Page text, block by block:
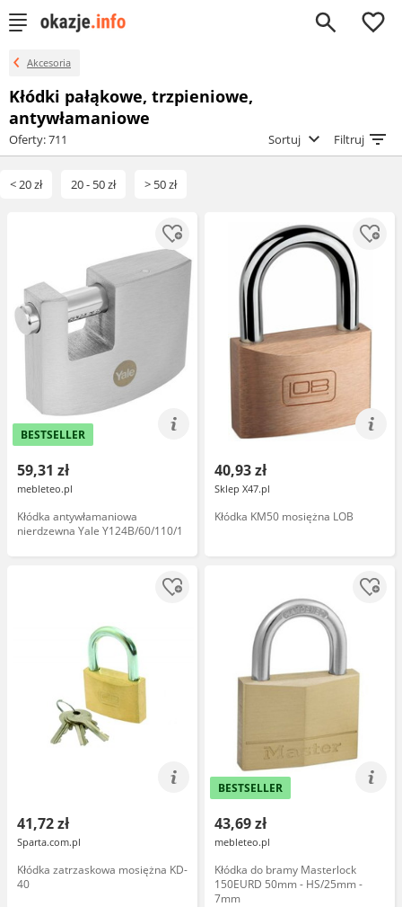
0
Akcesoria
Kłódki pałąkowe, trzpieniowe,
antywłamaniowe
Oferty: 711 Sortuj Filtruj
< 20 zł 20 - 50 zł > 50 zł
BESTSELLER
59,31 zł
mebleteo.pl
Kłódka antywłamaniowa
nierdzewna Yale Y124B/60/110/1
40,93 zł
Sklep X47.pl
Kłódka KM50 mosiężna LOB
41,72 zł
Sparta.com.pl
Kłódka zatrzaskowa mosiężna KD-
40
BESTSELLER
43,69 zł
mebleteo.pl
Kłódka do bramy Masterlock
150EURD 50mm - HS/25mm -
7mm